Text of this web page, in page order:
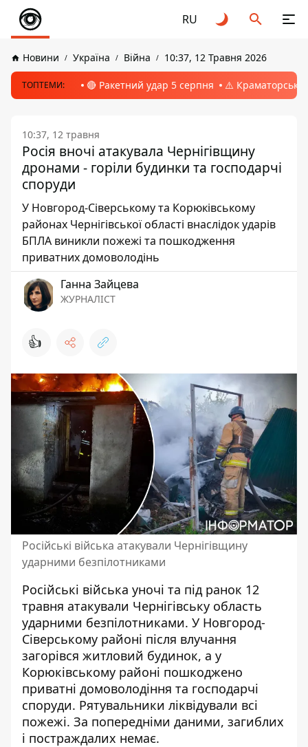
RU
Новини Україна Війна 10:37, 12 Травня 2026
ТОПТЕМИ: 🔴 Ракетний удар 5 серпня ⚠️ Краматорськ,
10:37, 12 травня
Росія вночі атакувала Чернігівщину
дронами - горіли будинки та господарчі
споруди
У Новгород-Сіверському та Корюківському
районах Чернігівської області внаслідок ударів
БПЛА виникли пожежі та пошкодження
приватних домоволодінь
Ганна Зайцева
ЖУРНАЛІСТ
👍
Російські війська атакували Чернігівщину
ударними безпілотниками
Російські війська уночі та під ранок 12
травня атакували Чернігівську область
ударними безпілотниками. У Новгород-
Сіверському районі після влучання
загорівся житловий будинок, а у
Корюківському районі пошкоджено
приватні домоволодіння та господарчі
споруди. Рятувальники ліквідували всі
пожежі. За попередніми даними, загиблих
і постраждалих немає.